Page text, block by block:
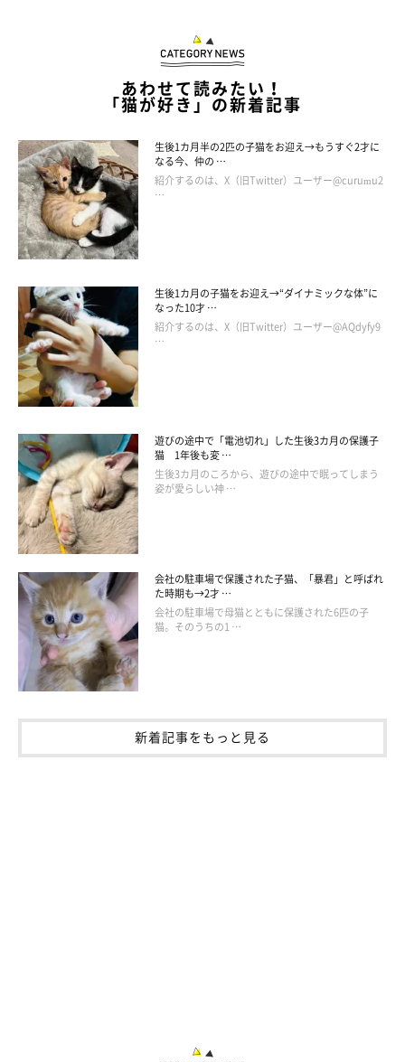
さすがにそれは入れてない自覚あるよね？
@aoaobri
飼い主さんによれば、あおくんは
背中をなでててほしい甘えん坊」
賢いタイプ」でもあるようで、こんな策士な一面が見られるとい
います。
飼い主さん：
「あおくんは、“ヘソ天”をすると私たちがなでに来るのを知って
います。なので、ごはんを食べるときはまず私たちの近くでヘソ
するんです。そんなずる賢くて可愛いところがあります」
あわせて読みたい！
「猫が好き」の新着記事
生後1カ月半の2匹の子猫をお迎え→もうすぐ2才に
なる今、仲の …
紹介するのは、X（旧Twitter）ユーザー@curumu2
…
生後1カ月の子猫をお迎え→“ダイナミックな体”に
なった10才 …
紹介するのは、X（旧Twitter）ユーザー@AQdyfy9
…
遊びの途中で「電池切れ」した生後3カ月の保護子
猫 1年後も変 …
生後3カ月のころから、遊びの途中で眠ってしまう
姿が愛らしい神 …
会社の駐車場で保護された子猫、「暴君」と呼ばれ
た時期も→2才 …
会社の駐車場で母猫とともに保護された6匹の子
猫。そのうちの1 …
新着記事をもっと見る